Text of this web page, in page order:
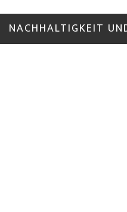
IHRE
NACHHALTIGKEIT
IHRE
IHRE